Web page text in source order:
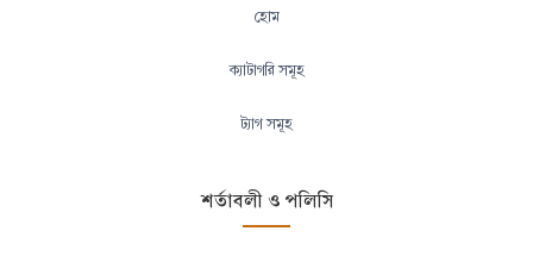
হোম
ক্যাটাগরি সমূহ
ট্যাগ সমূহ
শর্তাবলী ও পলিসি